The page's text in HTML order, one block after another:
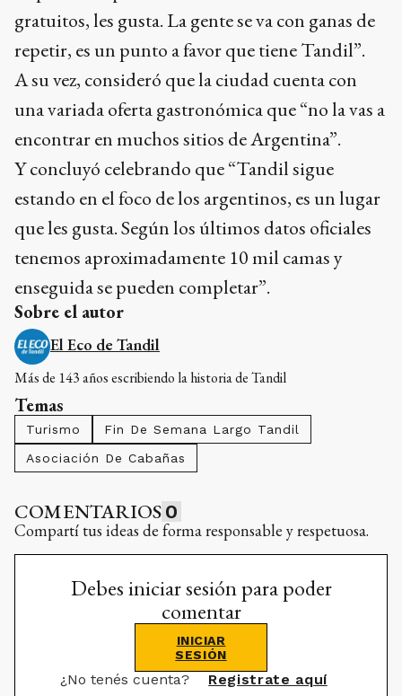
encontrar en muchos sitios de Argentina”.
Y concluyó celebrando que “Tandil sigue
estando en el foco de los argentinos, es un lugar
que les gusta. Según los últimos datos oficiales
tenemos aproximadamente 10 mil camas y
enseguida se pueden completar”.
Sobre el autor
El Eco de Tandil
Más de 143 años escribiendo la historia de Tandil
Temas
Turismo
Asociación De Cabañas
COMENTARIOS0
Compartí tus ideas de forma responsable y respetuosa.
Debes iniciar sesión para poder
INICIAR
SESIÓN
¿No tenés cuenta? Registrate aquí